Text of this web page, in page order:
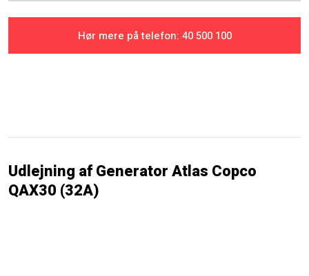
Hør mere på telefon: ​40 500 100
Udlejning af Generator Atlas Copco
QAX30 (32A)